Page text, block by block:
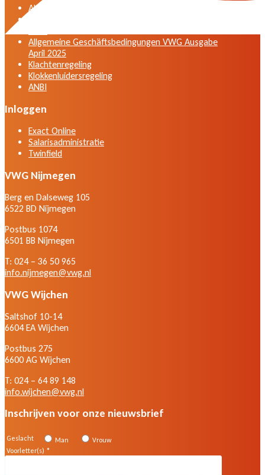
Algemene voorwaarden VWG versie april 2025
Allgemeine Geschäftsbedingungen VWG Ausgabe
April 2025
Klachtenregeling
Klokkenluidersregeling
ANBI
Inloggen
Exact Online
Salarisadministratie
Twinfield
VWG Nijmegen
Berg en Dalseweg 105
6522 BD Nijmegen
Postbus 1074
6501 BB Nijmegen
T: 024 – 36 50 965
info.nijmegen@vwg.nl
VWG Wijchen
Saltshof 10-14
6604 EA Wijchen
Postbus 275
6600 AG Wijchen
T: 024 – 64 89 148
info.wijchen@vwg.nl
Inschrijven voor onze nieuwsbrief